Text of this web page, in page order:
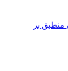
منطبق بر